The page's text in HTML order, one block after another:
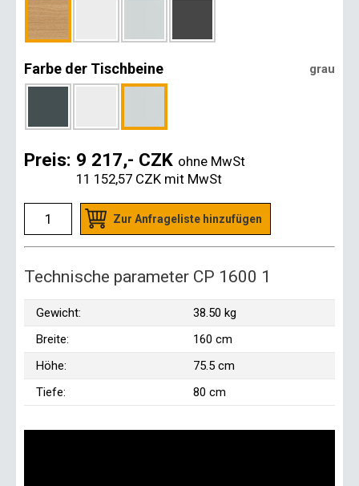
Farbe der Tischbeine grau
Preis: 9 217,- CZK ohne MwSt
11 152,57 CZK mit MwSt
Zur Anfrageliste hinzufügen
Technische parameter CP 1600 1
Gewicht:
38.50 kg
Breite:
160 cm
Höhe:
75.5 cm
Tiefe:
80 cm